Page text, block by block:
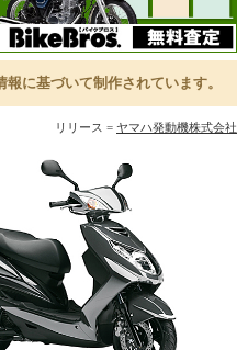
に基づいて制作されています。
リリース = ヤマハ発動機株式会社